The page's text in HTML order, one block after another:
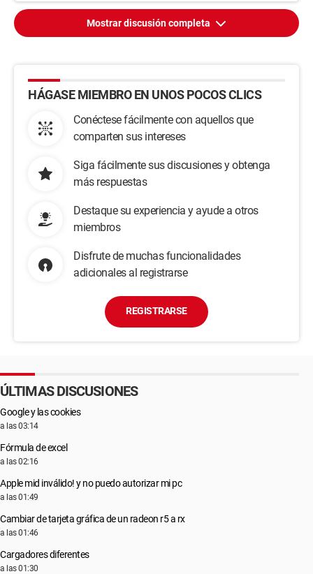
Mostrar discusión completa
HÁGASE MIEMBRO EN UNOS POCOS CLICS
Conéctese fácilmente con aquellos que
comparten sus intereses
Siga fácilmente sus discusiones y obtenga
más respuestas
Destaque su experiencia y ayude a otros
miembros
Disfrute de muchas funcionalidades
adicionales al registrarse
REGISTRARSE
ÚLTIMAS DISCUSIONES
Google y las cookies
a las 03:14
Fórmula de excel
a las 02:16
Apple mid inválido! y no puedo autorizar mi pc
a las 01:49
Cambiar de tarjeta gráfica de un radeon r5 a rx
a las 01:46
Cargadores diferentes
a las 01:30